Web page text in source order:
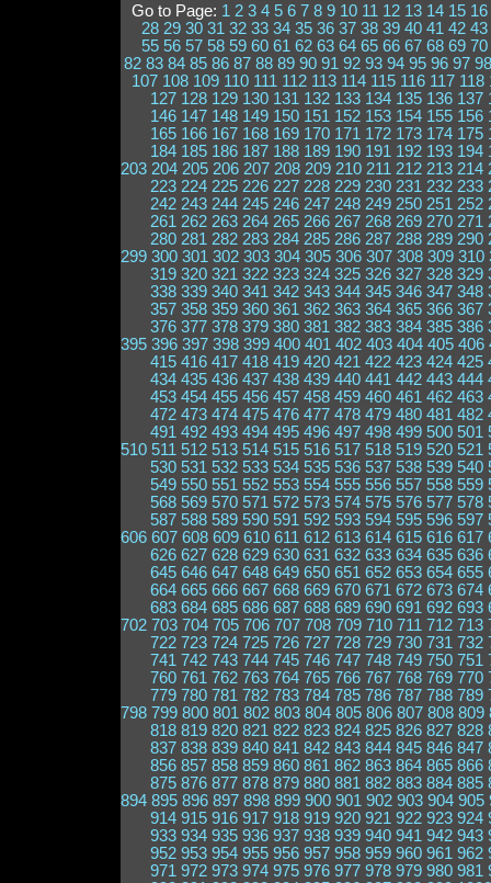
Go to Page: 1 2 3 4 5 6 7 8 9 10 11 12 13 14 15 16
28 29 30 31 32 33 34 35 36 37 38 39 40 41 42 43
55 56 57 58 59 60 61 62 63 64 65 66 67 68 69 70
82 83 84 85 86 87 88 89 90 91 92 93 94 95 96 97 98
107 108 109 110 111 112 113 114 115 116 117 118
127 128 129 130 131 132 133 134 135 136 137
146 147 148 149 150 151 152 153 154 155 156
165 166 167 168 169 170 171 172 173 174 175
184 185 186 187 188 189 190 191 192 193 194
203 204 205 206 207 208 209 210 211 212 213 214
223 224 225 226 227 228 229 230 231 232 233
242 243 244 245 246 247 248 249 250 251 252
261 262 263 264 265 266 267 268 269 270 271
280 281 282 283 284 285 286 287 288 289 290
299 300 301 302 303 304 305 306 307 308 309 310
319 320 321 322 323 324 325 326 327 328 329
338 339 340 341 342 343 344 345 346 347 348
357 358 359 360 361 362 363 364 365 366 367
376 377 378 379 380 381 382 383 384 385 386
395 396 397 398 399 400 401 402 403 404 405 406
415 416 417 418 419 420 421 422 423 424 425
434 435 436 437 438 439 440 441 442 443 444
453 454 455 456 457 458 459 460 461 462 463
472 473 474 475 476 477 478 479 480 481 482
491 492 493 494 495 496 497 498 499 500 501
510 511 512 513 514 515 516 517 518 519 520 521
530 531 532 533 534 535 536 537 538 539 540
549 550 551 552 553 554 555 556 557 558 559
568 569 570 571 572 573 574 575 576 577 578
587 588 589 590 591 592 593 594 595 596 597
606 607 608 609 610 611 612 613 614 615 616 617
626 627 628 629 630 631 632 633 634 635 636
645 646 647 648 649 650 651 652 653 654 655
664 665 666 667 668 669 670 671 672 673 674
683 684 685 686 687 688 689 690 691 692 693
702 703 704 705 706 707 708 709 710 711 712 713
722 723 724 725 726 727 728 729 730 731 732
741 742 743 744 745 746 747 748 749 750 751
760 761 762 763 764 765 766 767 768 769 770
779 780 781 782 783 784 785 786 787 788 789
798 799 800 801 802 803 804 805 806 807 808 809
818 819 820 821 822 823 824 825 826 827 828
837 838 839 840 841 842 843 844 845 846 847
856 857 858 859 860 861 862 863 864 865 866
875 876 877 878 879 880 881 882 883 884 885
894 895 896 897 898 899 900 901 902 903 904 905
914 915 916 917 918 919 920 921 922 923 924
933 934 935 936 937 938 939 940 941 942 943
952 953 954 955 956 957 958 959 960 961 962
971 972 973 974 975 976 977 978 979 980 981